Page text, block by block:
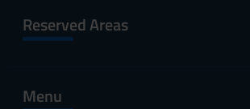
Reserved Areas
Menu